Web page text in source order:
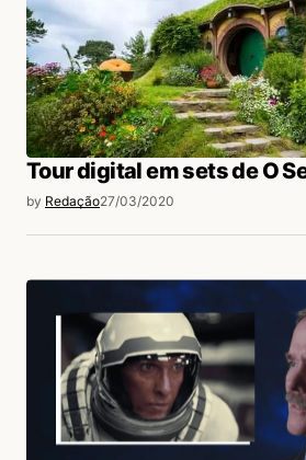
Tour digital em sets de O
by Redação27/03/2020